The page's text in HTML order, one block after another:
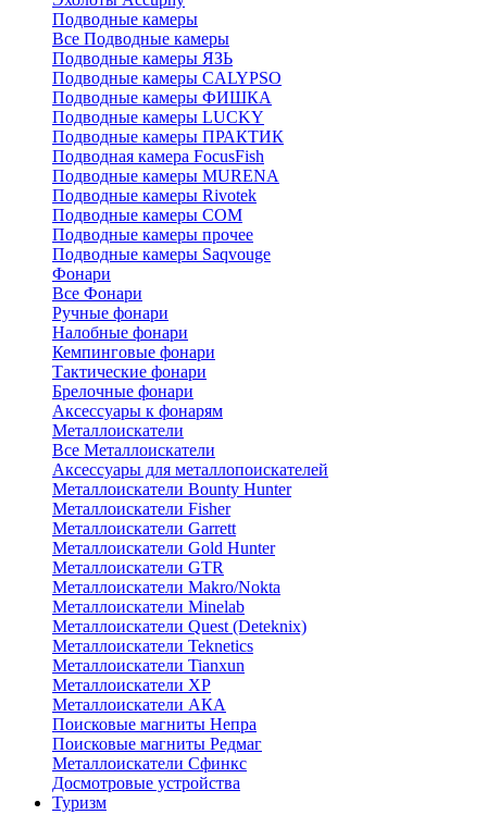
Подводные камеры
Все Подводные камеры
Подводные камеры ЯЗЬ
Подводные камеры CALYPSO
Подводные камеры ФИШКА
Подводные камеры LUCKY
Подводные камеры ПРАКТИК
Подводная камера FocusFish
Подводные камеры MURENA
Подводные камеры Rivotek
Подводные камеры СОМ
Подводные камеры прочее
Подводные камеры Saqvouge
Фонари
Все Фонари
Ручные фонари
Налобные фонари
Кемпинговые фонари
Тактические фонари
Брелочные фонари
Аксессуары к фонарям
Металлоискатели
Все Металлоискатели
Аксессуары для металлопоискателей
Металлоискатели Bounty Hunter
Металлоискатели Fisher
Металлоискатели Garrett
Металлоискатели Gold Hunter
Металлоискатели GTR
Металлоискатели Makro/Nokta
Металлоискатели Minelab
Металлоискатели Quest (Deteknix)
Металлоискатели Teknetics
Металлоискатели Tianxun
Металлоискатели XP
Металлоискатели АКА
Поисковые магниты Непра
Поисковые магниты Редмаг
Металлоискатели Сфинкс
Досмотровые устройства
Туризм